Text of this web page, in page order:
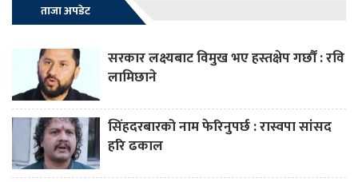
ताजा अपडेट
सरकार लक्ष्यबाट विमुख भए हस्तक्षेप गर्छौं : रवि
लामिछाने
सिंहदरबारको नाम फेरिनुपर्छ : रास्वपा सांसद
हरि ढकाल